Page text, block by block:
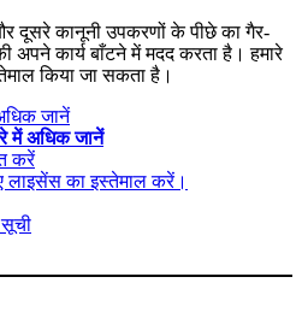
दूसरे कानूनी उपकरणों के पीछे का गैर-
अपने कार्य बाँटने में मदद करता है। हमारे
किया जा सकता है।
जानें
में अधिक जानें
करें
लाइसेंस का इस्तेमाल करें।